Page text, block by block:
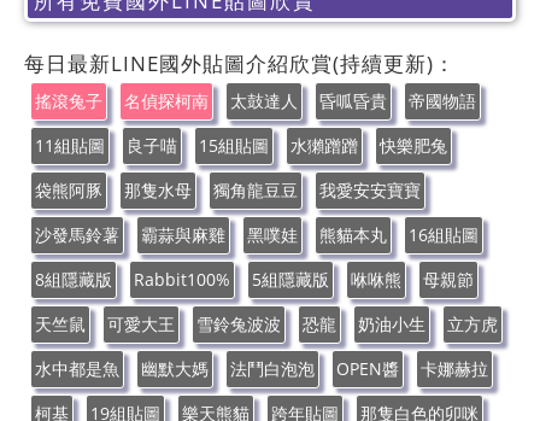
每日最新LINE國外貼圖介紹欣賞(持續更新)：
搖滾兔子 名偵探柯南 太鼓達人 昏呱昏貴
帝國物語
11組貼圖
良子喵 15組貼圖 水獺蹭蹭
快樂肥兔
袋熊阿豚
那隻水母 獨角龍豆豆
我愛安安寶寶
沙發馬鈴薯
霸蒜與麻雞 黑噗娃 熊貓本丸
16組貼圖
8組隱藏版
Rabbit100% 5組隱藏版 咻咻熊
母親節
天竺鼠
可愛大王 雪鈴兔波波 恐龍 奶油小生
立方虎
水中都是魚
幽默大媽 法鬥白泡泡 OPEN醬
卡娜赫拉
柯基
19組貼圖 樂天熊貓 跨年貼圖
那隻白色的卯咪